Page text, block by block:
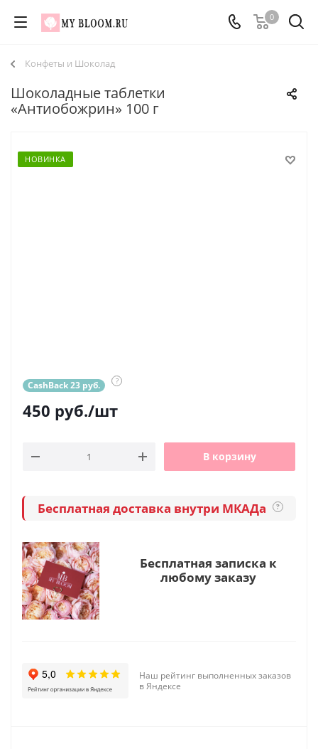
0
Конфеты и Шоколад
Шоколадные таблетки
«Антиобожрин» 100 г
НОВИНКА
CashBack 23 руб. ?
450 руб./шт
В корзину
Бесплатная доставка внутри МКАДа ?
Бесплатная записка к
любому заказу
Наш рейтинг выполненных заказов
в Яндексе